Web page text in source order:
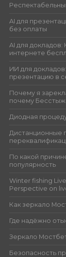
AI для
без оплаты
AI для
интернете
ИИ для
презентацию в
Почему я
почему
Диодная
Дистанционные
По какой
популярность
Winter fishing
Perspective on
Как зеркало
Где надёжно
Зеркало
Безопасность